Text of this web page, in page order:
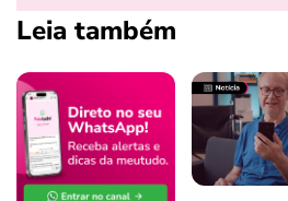
Leia também